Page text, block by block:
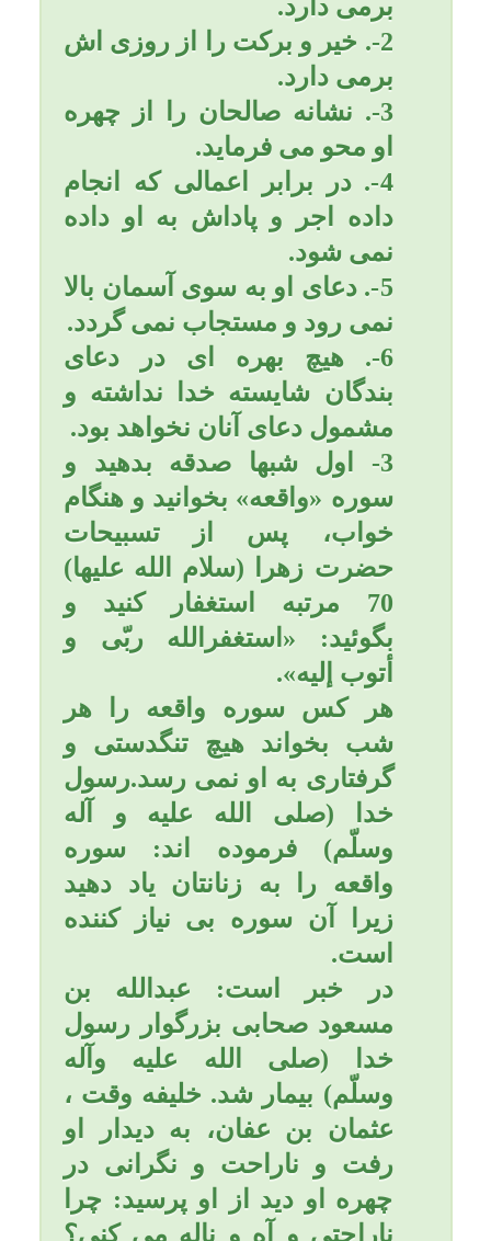
خداوندی در این دعا است ودعا
است:
قدیم یا دائم یا حی و یا قیوم یا
فرد و یا وتر یا واحد یا احد یا
صمد یا من لم یلد و لم یولد و
لم یکن له کفواً احد و صلی الله
علی محمد و اله اجمعین
برحمتک یا ارحم الراحمین.»
مادر» احترام کنید و بکوشید
آنها را از خودتون خوشنود کنید.
قرآن در سوره اسرا آيه 23 می
فرماید: و پروردگار تو مقرر
كرد كه جز او را مپرستيد و به
پدر و مادر احسان كنيد! و در
سوره لقمان آيه 15 می
فرماید: اگر آنها به تو اصرار
كنند كه مشرك شوي
اطاعتشان مكن، ولي در
زندگي دنيا به نيكي با آنها
معاشرت نما!
امام صادق (علیه السلام) می
فرماید: مردي نزد پيامبر(صلی
الله علیه و آله و سلّم) آمد و
عرض كرد من جوان با نشاط و
ورزيده اي هستم و جهاد را
كه از اين موضوع ناراحت مي
شود، پيامبر(صلی الله علیه و
آله و سلّم) فرمود: برگرد و با
مادر خويش باش، قسم به آن
خدايي كه مرا به حق مبعوث
ساخته است، يك شب مادر با
تو مانوس گردد از يك سال
جهاد در راه خدا بهتراست.
در معارف اسلام احترام به پدر
و مادر از مهمترين مسائل
اخلاقي است و بي احترامي به
خداوند به راحتي از آن نمي
گذرد و تا روز قيامت صبر نمي
كند و فرزند خطاكار را سريع
مجازات مي نمايد. پيامبر بزرگ
ما در اهميت اين موضوع مي
فرمايد: «كيفر سه گناه تا
قيامت به تاخير نمي افتد عاق
پدر و مادر، ظلم و تجاوز به
مردم و ناسپاسي در مقابل
احسان و نيكي ديگران.».
امام صادق (علیه السلام) مي
فرمايد: «حسن سلوك و نيكي